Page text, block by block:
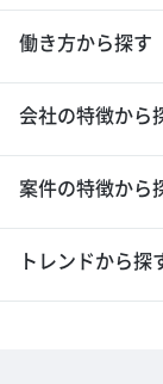
働き方から探す
会社の特徴から
案件の特徴から
トレンドから探